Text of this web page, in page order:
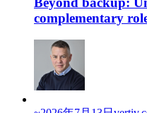
complementary